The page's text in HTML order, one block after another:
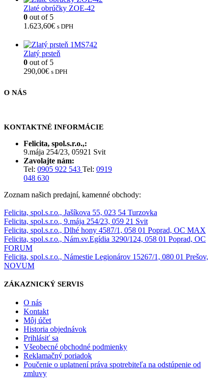
Zlaté obrúčky ZOE-42
0 out of 5
1.623,60€ s DPH
Zlatý prsteň
0 out of 5
290,00€ s DPH
O NÁS
KONTAKTNÉ INFORMÁCIE
Felicita, spol.s.r.o.,:
9.mája 254/23, 05921 Svit
Zavolajte nám:
Tel: 0905 922 543 Tel: 0919
048 630
Zoznam našich predajní, kamenné obchody:
Felicita, spol.s.r.o., Jašíkova 55, 023 54 Turzovka
Felicita, spol.s.r.o., 9.mája 254/23, 059 21 Svit
Felicita, spol.s.r.o., Dlhé hony 4587/1, 058 01 Poprad, OC MAX
Felicita, spol.s.r.o., Nám.sv.Egídia 3290/124, 058 01 Poprad, OC
FORUM
Felicita, spol.s.r.o., Námestie Legionárov 15267/1, 080 01 Prešov,
NOVUM
ZÁKAZNICKÝ SERVIS
O nás
Kontakt
Môj účet
Historia objednávok
Prihlásiť sa
Všeobecné obchodné podmienky
Reklamačný poriadok
Poučenie o uplatnení práva spotrebiteľa na odstúpenie od
zmluvy